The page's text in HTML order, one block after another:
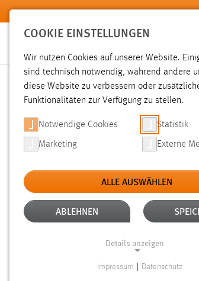
Zum Hauptinhalt springen
SUCHE
Aktive Filter: ALTER: ÜBER EIN JAHR
Gesucht nach "Jobs". Es wurden 86
COOKIE EINSTELLUNGEN
Wir nutzen Cookies auf unserer Website.
sind technisch notwendig, während andere
diese Website zu verbessern oder
Funktionalitäten zur Verfügung zu stellen.
Notwendige Cookies Statistik
Marketing Externe
ALLE AUSWÄHLEN
ABLEHNEN
Details anzeigen
Impressum Datenschutz